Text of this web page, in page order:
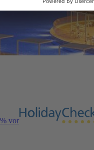
vor